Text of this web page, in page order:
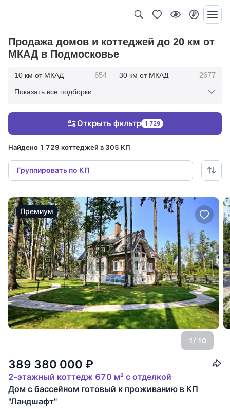
Продажа домов и коттеджей до 20 км от
МКАД в Подмосковье
10 км от МКАД 654 30 км от МКАД 2677
Показать все подборки
Найдено 1 729 коттеджей в 305 КП
Группировать по КП
Открыть фильтр 1 729
Премиум
1/ 10
389 380 000 ₽
2-этажный коттедж 670 м² с отделкой
Дом с бассейном готовый к проживанию в КП
"Ландшафт"